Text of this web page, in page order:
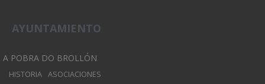
AYUNTAMIENTO
A POBRA DO BROLLÓN
HISTORIA ASOCIACIONES